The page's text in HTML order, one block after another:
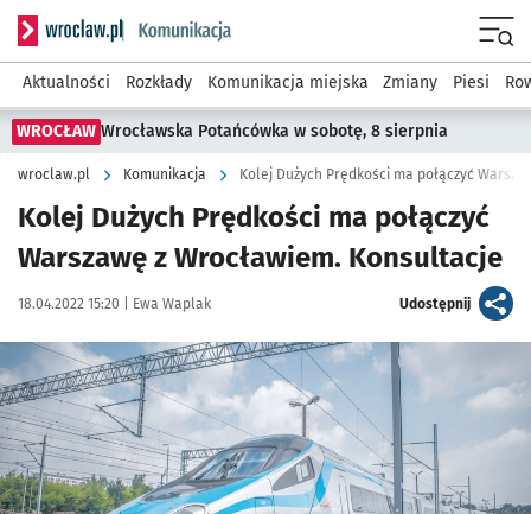
Serwis informacyjny wroclaw.pl podserwis: Komunikacja
Aktualności Rozkłady Komunikacja miejska Zmiany Piesi
WROCŁAW Wrocławska Potańcówka w sobotę, 8 sierpnia
wroclaw.pl Komunikacja Kolej Dużych Prędkości ma połączyć
Kolej Dużych Prędkości ma połączyć
Warszawę z Wrocławiem. Konsultacje
Data publikacji:
18.04.2022 15:20 | Autor:
Ewa Waplak Udostępnijartykuł
Kliknij, aby powiększyć